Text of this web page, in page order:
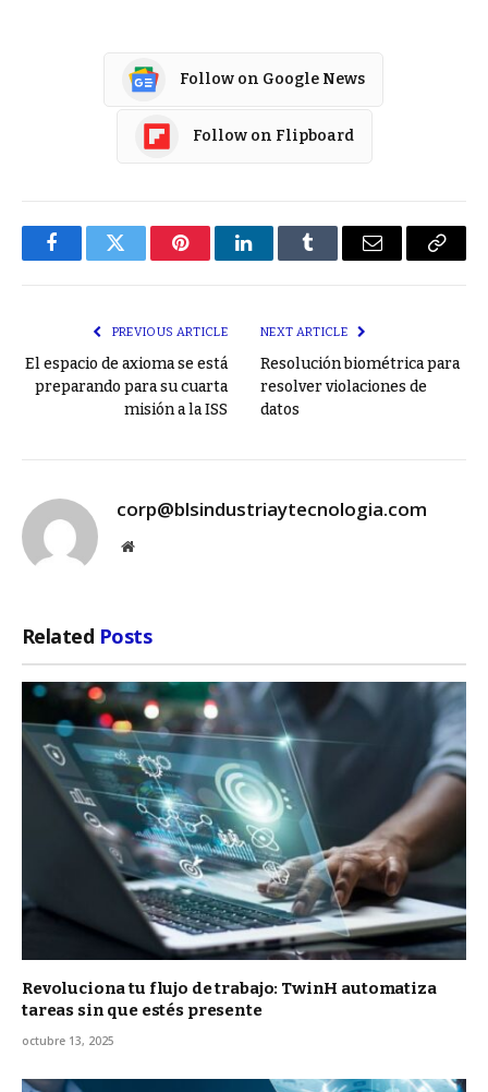
Follow on Google News
Follow on Flipboard
FacebookTwitter PinterestLinkedInTumblr Email
Copy
PREVIOUS ARTICLE
El espacio de axioma se está
preparando para su cuarta
misión a la ISS
NEXT ARTICLE
Resolución biométrica para
resolver violaciones de
datos
corp@blsindustriaytecnologia.com
Website
Related Posts
Revoluciona tu flujo de trabajo: TwinH automatiza
tareas sin que estés presente
octubre 13, 2025